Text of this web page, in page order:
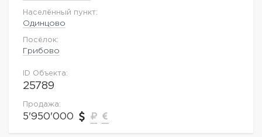
Населённый пункт:
Одинцово
Посёлок:
Грибово
ID Объекта:
25789
Продажа:
5'950'000